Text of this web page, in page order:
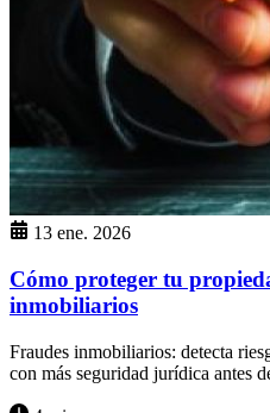
13 ene. 2026
Cómo proteger tu
inmobiliarios
Fraudes inmobiliarios: detecta
con más seguridad jurídica antes